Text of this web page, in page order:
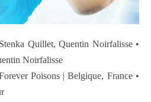
Quillet, Quentin Noirfalisse •
Noirfalisse
Poisons | Belgique, France •